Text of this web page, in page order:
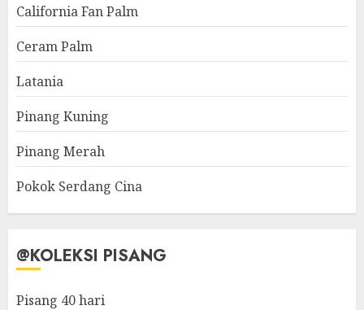
California Fan Palm
Ceram Palm
Latania
Pinang Kuning
Pinang Merah
Pokok Serdang Cina
@KOLEKSI PISANG
Pisang 40 hari